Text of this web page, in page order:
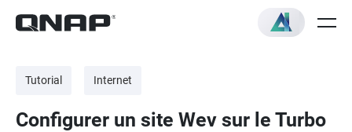
Tutorial Internet
Configurer un site Wev sur le Turbo